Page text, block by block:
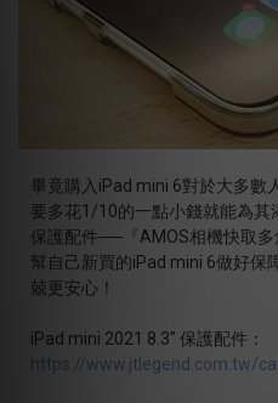
畢竟購入iPad mini 6對於大多數
要多花1/10的一點小錢就能為其
保護配件──『AMOS相機快取多
幫自己新買的iPad mini 6做好保
兢更安心！
iPad mini 2021 8.3" 保護配件：
https://www.jtlegend.com.tw/